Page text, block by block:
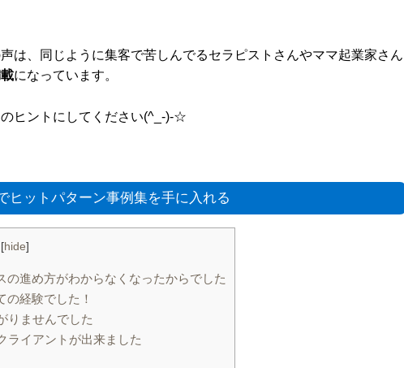
は、同じように集客で苦しんでるセラピストさんやママ起業家さん
になっています。
ヒントにしてください(^_-)-☆
ヒットパターン事例集を手に入れる
[hide]
進め方がわからなくなったからでした
経験でした！
りませんでした
ライアントが出来ました